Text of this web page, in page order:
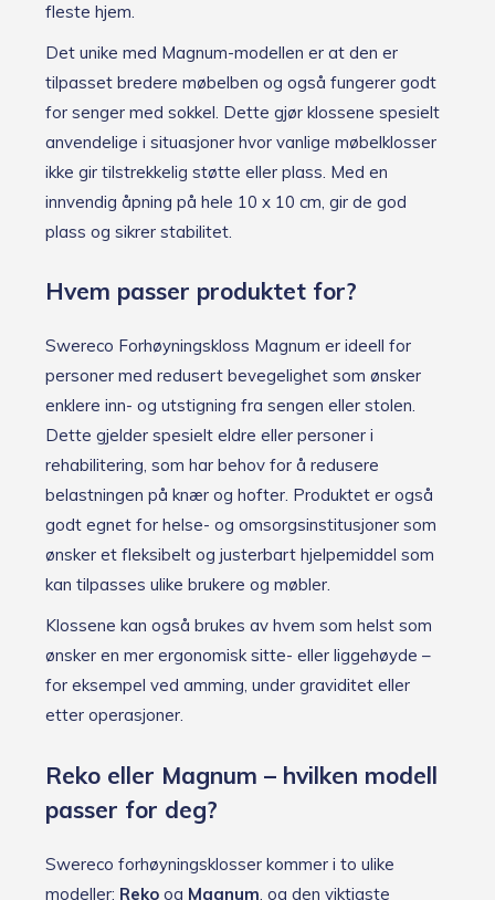
fleste hjem.
Det unike med Magnum-modellen er at den er
tilpasset bredere møbelben og også fungerer godt
for senger med sokkel. Dette gjør klossene spesielt
anvendelige i situasjoner hvor vanlige møbelklosser
ikke gir tilstrekkelig støtte eller plass. Med en
innvendig åpning på hele 10 x 10 cm, gir de god
plass og sikrer stabilitet.
Hvem passer produktet for?
Swereco Forhøyningskloss Magnum er ideell for
personer med redusert bevegelighet som ønsker
enklere inn- og utstigning fra sengen eller stolen.
Dette gjelder spesielt eldre eller personer i
rehabilitering, som har behov for å redusere
belastningen på knær og hofter. Produktet er også
godt egnet for helse- og omsorgsinstitusjoner som
ønsker et fleksibelt og justerbart hjelpemiddel som
kan tilpasses ulike brukere og møbler.
Klossene kan også brukes av hvem som helst som
ønsker en mer ergonomisk sitte- eller liggehøyde –
for eksempel ved amming, under graviditet eller
etter operasjoner.
Reko eller Magnum – hvilken modell
passer for deg?
Swereco forhøyningsklosser kommer i to ulike
modeller: Reko og Magnum , og den viktigste